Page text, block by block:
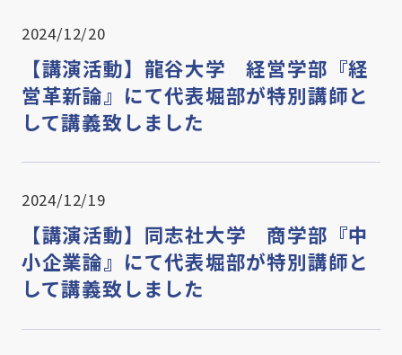
2024/12/20
【講演活動】龍谷大学 経営学部『経
営革新論』にて代表堀部が特別講師と
して講義致しました
2024/12/19
【講演活動】同志社大学 商学部『中
小企業論』にて代表堀部が特別講師と
して講義致しました